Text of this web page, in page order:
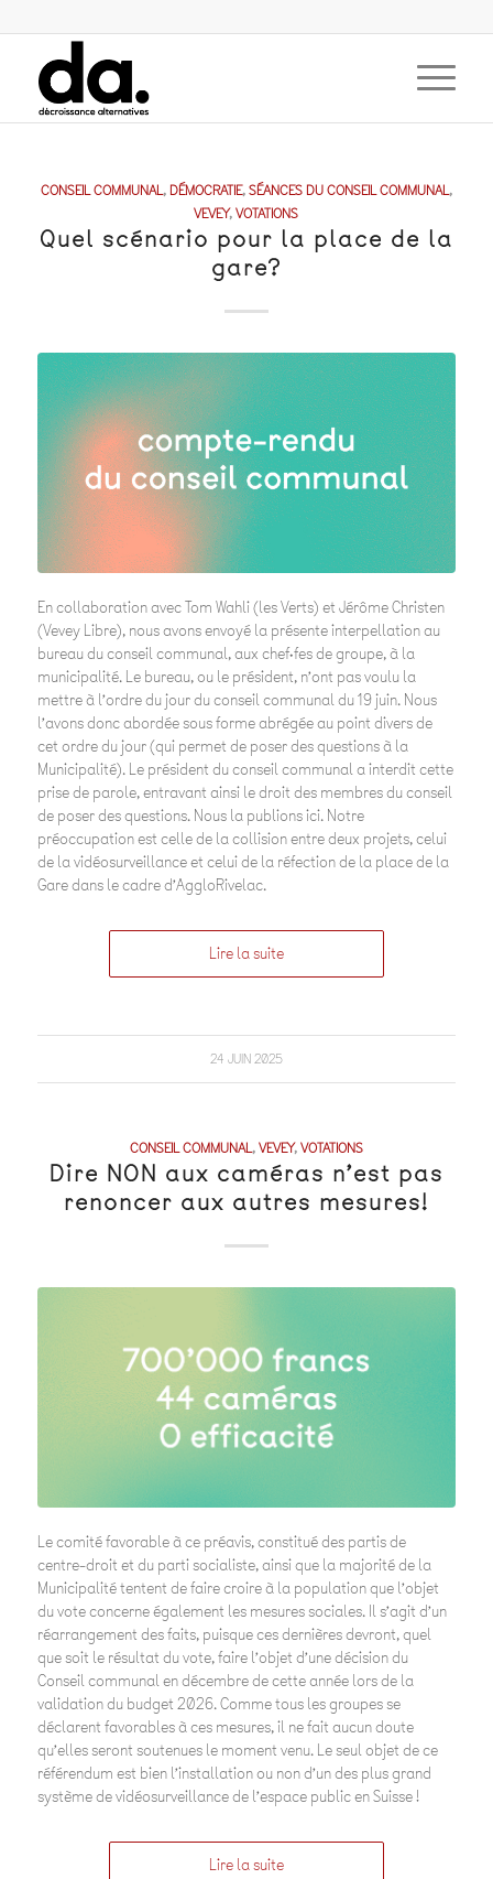
CONSEIL COMMUNAL,DÉMOCRATIE,SÉANCES DU CONSEIL COMMUNAL,
VEVEY,VOTATIONS
Quel scénario pour la place de la
gare?
En collaboration avec Tom Wahli (les Verts) et Jérôme Christen
(Vevey Libre), nous avons envoyé la présente interpellation au
bureau du conseil communal, aux chef·fes de groupe, à la
municipalité. Le bureau, ou le président, n’ont pas voulu la
mettre à l’ordre du jour du conseil communal du 19 juin. Nous
l’avons donc abordée sous forme abrégée au point divers de
cet ordre du jour (qui permet de poser des questions à la
Municipalité). Le président du conseil communal a interdit cette
prise de parole, entravant ainsi le droit des membres du conseil
de poser des questions. Nous la publions ici. Notre
préoccupation est celle de la collision entre deux projets, celui
de la vidéosurveillance et celui de la réfection de la place de la
Gare dans le cadre d’AggloRivelac.
Lire la suite
24 JUIN 2025
CONSEIL COMMUNAL,VEVEY,VOTATIONS
Dire NON aux caméras n’est pas
renoncer aux autres mesures!
Le comité favorable à ce préavis, constitué des partis de
centre-droit et du parti socialiste, ainsi que la majorité de la
Municipalité tentent de faire croire à la population que l’objet
du vote concerne également les mesures sociales. Il s’agit d’un
réarrangement des faits, puisque ces dernières devront, quel
que soit le résultat du vote, faire l’objet d’une décision du
Conseil communal en décembre de cette année lors de la
validation du budget 2026. Comme tous les groupes se
déclarent favorables à ces mesures, il ne fait aucun doute
qu’elles seront soutenues le moment venu. Le seul objet de ce
référendum est bien l’installation ou non d’un des plus grand
système de vidéosurveillance de l’espace public en Suisse !
Lire la suite